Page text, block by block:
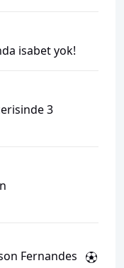
isabet yok!
3
Fernandes